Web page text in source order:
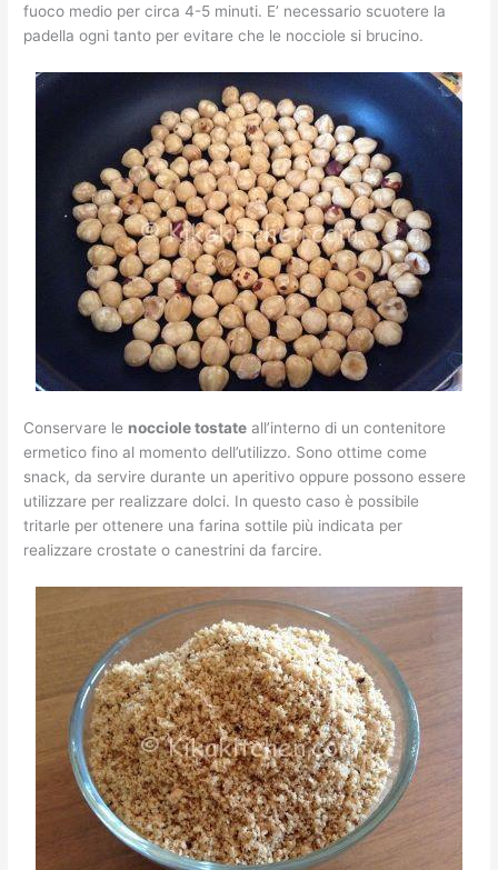
fuoco medio per circa 4-5 minuti. E’ necessario scuotere la
padella ogni tanto per evitare che le nocciole si brucino.
Conservare le nocciole tostate all’interno di un contenitore
ermetico fino al momento dell’utilizzo. Sono ottime come
snack, da servire durante un aperitivo oppure possono essere
utilizzare per realizzare dolci. In questo caso è possibile
tritarle per ottenere una farina sottile più indicata per
realizzare crostate o canestrini da farcire.